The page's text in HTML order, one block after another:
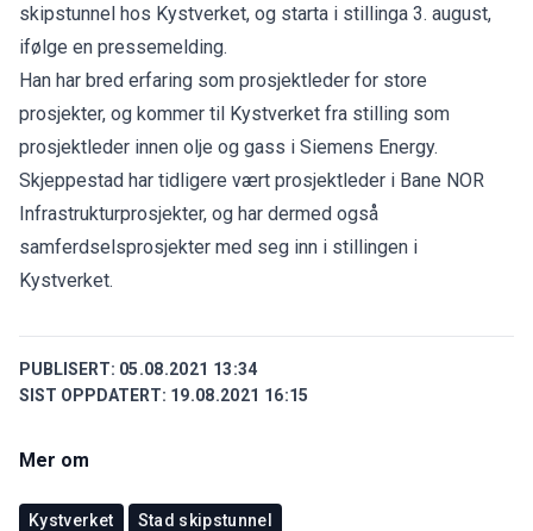
skipstunnel hos Kystverket, og starta i stillinga 3. august,
ifølge en pressemelding.
Han har bred erfaring som prosjektleder for store
prosjekter, og kommer til Kystverket fra stilling som
prosjektleder innen olje og gass i Siemens Energy.
Skjeppestad har tidligere vært prosjektleder i Bane NOR
Infrastrukturprosjekter, og har dermed også
samferdselsprosjekter med seg inn i stillingen i
Kystverket.
PUBLISERT: 05.08.2021 13:34
SIST OPPDATERT: 19.08.2021 16:15
Mer om
Kystverket Stad skipstunnel